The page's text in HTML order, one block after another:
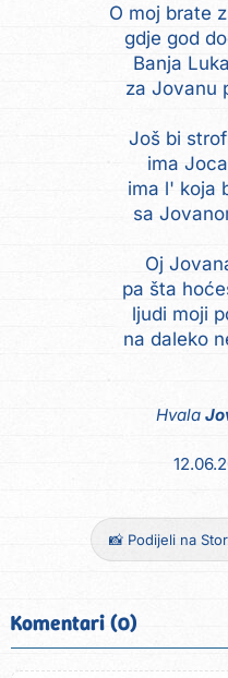
O moj brate
gdje god
Banja
za Jovanu
Još bi
ima
ima l' koja
sa
Oj
pa šta
ljudi moji
na daleko
Hvala
📸 Podijeli na
Komentari (0)